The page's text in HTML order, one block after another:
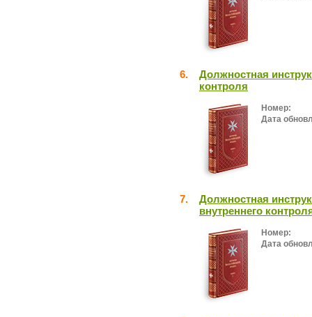
6.
Должностная
контроля
Номер:
Дата
7.
Должностная
внутреннего
Номер:
Дата